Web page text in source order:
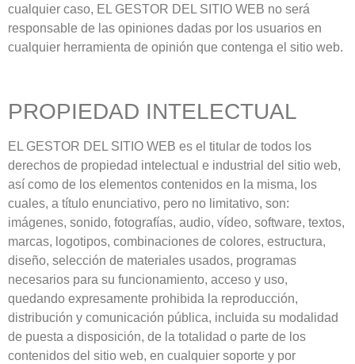
cualquier caso, EL GESTOR DEL SITIO WEB no será
responsable de las opiniones dadas por los usuarios en
cualquier herramienta de opinión que contenga el sitio web.
PROPIEDAD INTELECTUAL
EL GESTOR DEL SITIO WEB es el titular de todos los
derechos de propiedad intelectual e industrial del sitio web,
así como de los elementos contenidos en la misma, los
cuales, a título enunciativo, pero no limitativo, son:
imágenes, sonido, fotografías, audio, vídeo, software, textos,
marcas, logotipos, combinaciones de colores, estructura,
diseño, selección de materiales usados, programas
necesarios para su funcionamiento, acceso y uso,
quedando expresamente prohibida la reproducción,
distribución y comunicación pública, incluida su modalidad
de puesta a disposición, de la totalidad o parte de los
contenidos del sitio web, en cualquier soporte y por